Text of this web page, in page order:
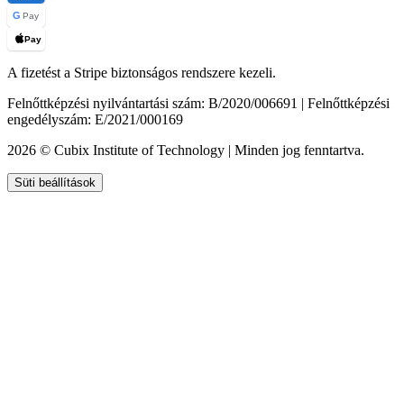
G Pay
Pay
A fizetést a Stripe biztonságos rendszere kezeli.
Felnőttképzési nyilvántartási szám: B/2020/006691 | Felnőttképzési
engedélyszám: E/2021/000169
2026 © Cubix Institute of Technology | Minden jog fenntartva.
Süti beállítások